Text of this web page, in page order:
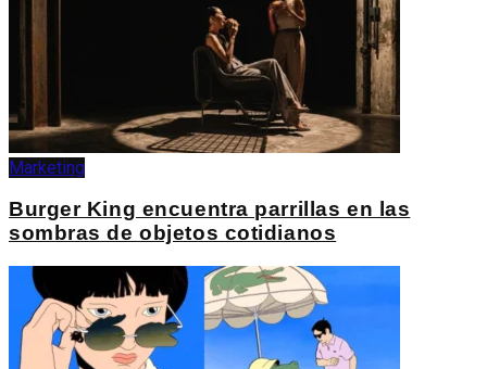
Marketing
Burger King encuentra parrillas en las
sombras de objetos cotidianos